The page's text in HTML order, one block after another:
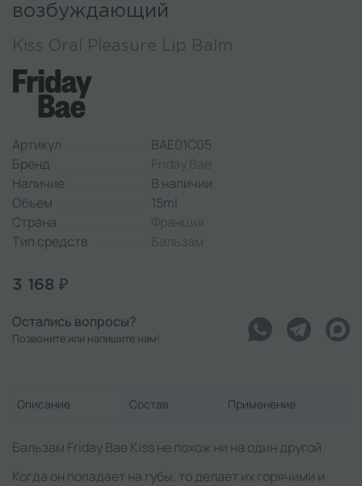
возбуждающий
Kiss Oral Pleasure Lip Balm
Артикул
BAE01C05
Бренд
Friday Bae
Наличие
В наличии
Объем
15ml
Страна
Франция
Тип средств
Бальзам
3 168 ₽
Остались вопросы?
Позвоните или напишите нам!
Описание Состав Применение
Бальзам Friday Bae Kiss не похож ни на один другой.
Когда он попадает на губы, то делает их горячими и